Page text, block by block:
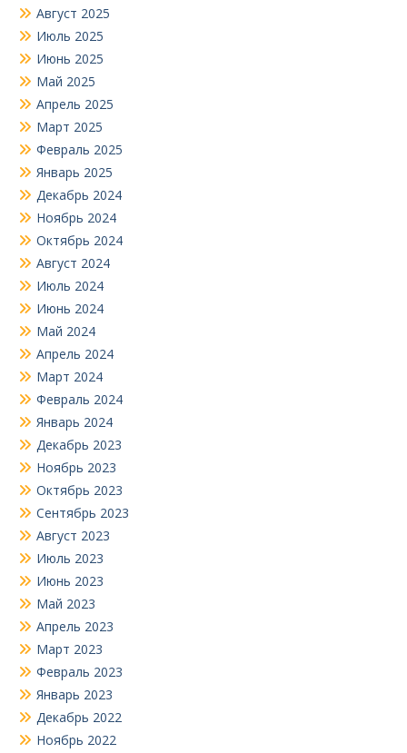
Август 2025
Июль 2025
Июнь 2025
Май 2025
Апрель 2025
Март 2025
Февраль 2025
Январь 2025
Декабрь 2024
Ноябрь 2024
Октябрь 2024
Август 2024
Июль 2024
Июнь 2024
Май 2024
Апрель 2024
Март 2024
Февраль 2024
Январь 2024
Декабрь 2023
Ноябрь 2023
Октябрь 2023
Сентябрь 2023
Август 2023
Июль 2023
Июнь 2023
Май 2023
Апрель 2023
Март 2023
Февраль 2023
Январь 2023
Декабрь 2022
Ноябрь 2022